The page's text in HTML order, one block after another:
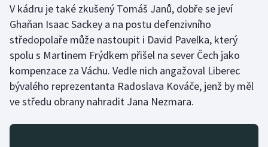
Judo
Krasobruslení
Lezení
Lyže a snowboard
V kádru je také zkušený Tomáš Janů, dobře se jeví
Ghaňan Isaac Sackey a na postu defenzivního
středopolaře může nastoupit i David Pavelka, který
spolu s Martinem Frýdkem přišel na sever Čech jako
kompenzace za Váchu. Vedle nich angažoval Liberec
bývalého reprezentanta Radoslava Kováče, jenž by měl
ve středu obrany nahradit Jana Nezmara.